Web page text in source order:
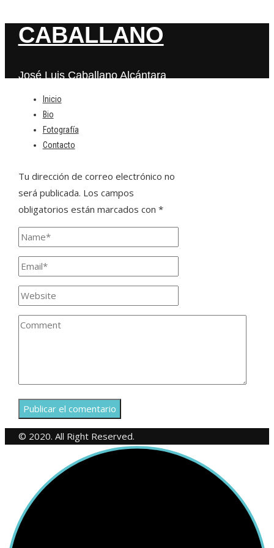
CABALLANO
José Luis Caballano Alcántara
Inicio
Bio
Fotografía
Contacto
Deja una respuesta
Tu dirección de correo electrónico no
será publicada. Los campos
obligatorios están marcados con *
© 2020. All Right Reserved.